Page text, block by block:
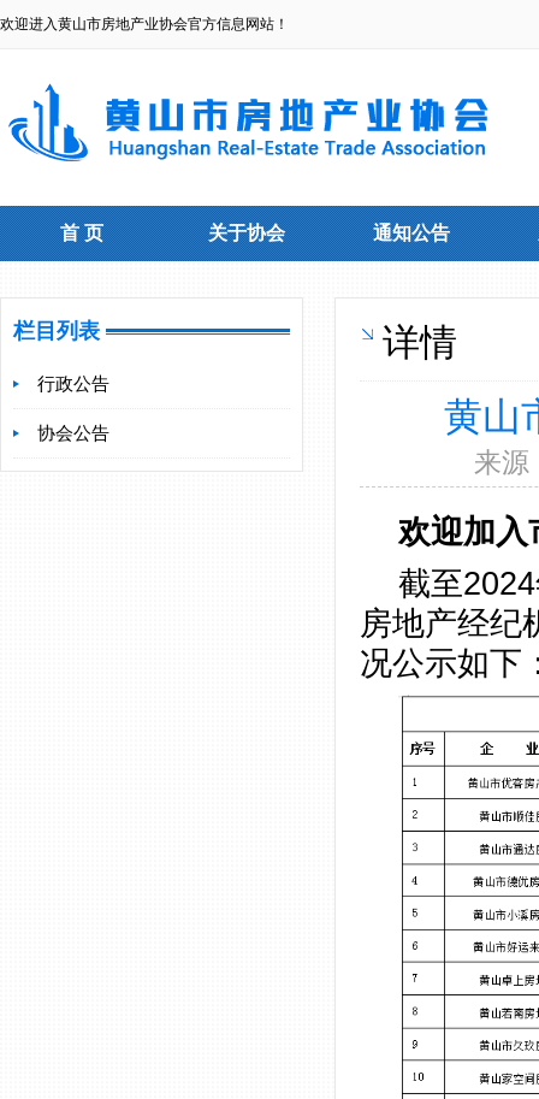
欢迎进入黄山市房地产业协会官方信息网站！
首 页 关于协会 通知公告
栏目列表
行政公告
协会公告
详情
黄山
来源
欢迎加入
截至
房地产经纪
况公示如下